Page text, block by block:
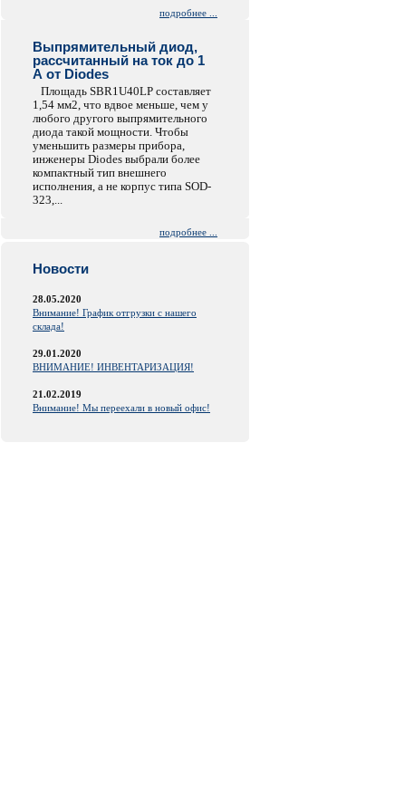
подробнее ...
Выпрямительный диод,
рассчитанный на ток до 1
А от Diodes
Площадь SBR1U40LP составляет
1,54 мм2, что вдвое меньше, чем у
любого другого выпрямительного
диода такой мощности. Чтобы
уменьшить размеры прибора,
инженеры Diodes выбрали более
компактный тип внешнего
исполнения, а не корпус типа SOD-
323,...
подробнее ...
Новости
28.05.2020
Внимание! График отгрузки с нашего
склада!
29.01.2020
ВНИМАНИЕ! ИНВЕНТАРИЗАЦИЯ!
21.02.2019
Внимание! Мы переехали в новый офис!